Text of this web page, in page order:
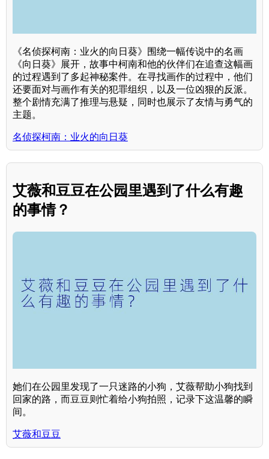
《名侦探柯南：业火的向日葵》围绕一幅传说中的名画
《向日葵》展开，故事中柯南和他的伙伴们在追查这幅画
的过程遇到了多起神秘案件。在寻找画作的过程中，他们
还要面对与画作有关的犯罪组织，以及一位凶狠的反派。
整个剧情充满了推理与悬疑，同时也展示了友情与勇气的
主题。
名侦探柯南：业火的向日葵
艾薇和豆豆在公园里遇到了什么有趣
的事情？
她们在公园里发现了一只迷路的小狗，艾薇帮助小狗找到
回家的路，而豆豆则忙着给小狗拍照，记录下这温馨的瞬
间。
艾薇和豆豆